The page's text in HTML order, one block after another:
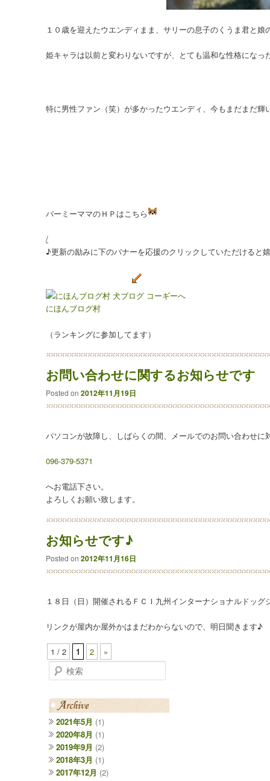
１０歳を迎えたウエンディまま、サリーの息子のくうま君と
姫キャラは以前と変わりないですが、とても温和な性格にな
特に男性ファン（笑）が多かったウエンディ、今もまだまだ輝
バーミーママのＨＰはこちら
/
♪更新の励みに下のバナーを応援のクリックしていただけると
にほんブログ村
（ランキングに参加してます）
お問い合わせに関するお知らせです
Posted on 2012年11月19日
パソコンが故障し、しばらくの間、メールでのお問い合わせ
096-379-5371
へお電話下さい。
よろしくお願い致します。
お知らせです♪
Posted on 2012年11月16日
１８日（日）開催されるＦＣＩ九州インターナショナルドッ
リンクが屋内か屋外かはまだわからないので、明日聞きます♪
1 / 2 1 2 »
検索
2021年5月 (1)
2020年8月 (1)
2019年9月 (2)
2018年3月 (1)
2017年12月 (2)